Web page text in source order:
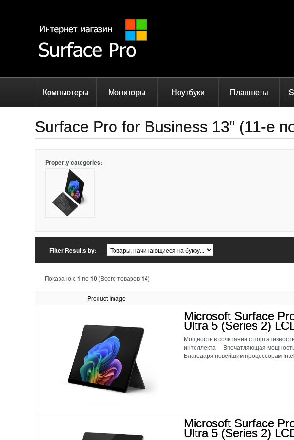
Компьютеры Мониторы Ноутбуки Планшеты
Surface Pro for Business 13" (11-е
Property categories:
Filter Results by:
Показано с1 по10 (Всего товаров14)
Product Image
Microsoft Surface
Ultra 5 (Series 2)
Мощность в сочетании с
интеллекта Впечатляющая
Благодаря новейшим процессорам
Microsoft Surface
Ultra 5 (Series 2)